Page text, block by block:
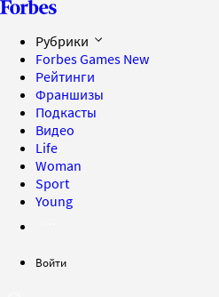
Рубрики
Forbes Games New
Рейтинги
Франшизы
Подкасты
Видео
Life
Woman
Sport
Young
Войти